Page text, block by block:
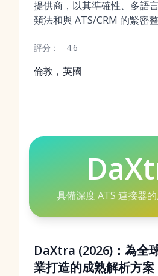
提供商，以其準確性、多語
類法和與 ATS/CRM 的緊密整
評分： 4.6
倫敦，英國
具備深度 ATS 連接器
DaXtra (2026)：為全
業打造的成熟解析方案